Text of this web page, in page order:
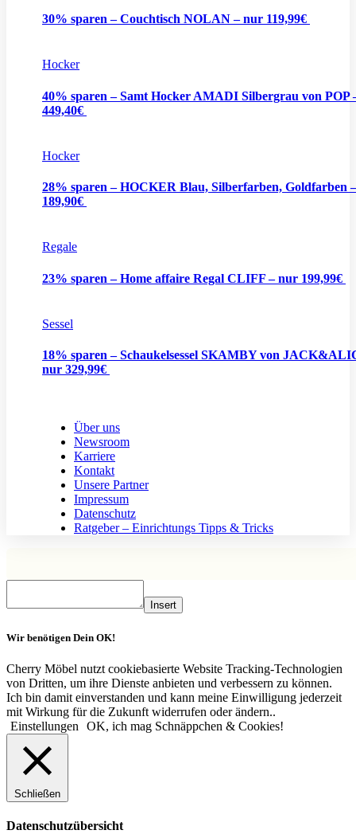
30% sparen – Couchtisch NOLAN – nur 119,99€
Hocker
40% sparen – Samt Hocker AMADI Silbergrau von POP
449,40€
Hocker
28% sparen – HOCKER Blau, Silberfarben, Goldfarben
189,90€
Regale
23% sparen – Home affaire Regal CLIFF – nur 199,99€
Sessel
18% sparen – Schaukelsessel SKAMBY von
nur 329,99€
Über uns
Newsroom
Karriere
Kontakt
Unsere Partner
Impressum
Datenschutz
Ratgeber – Einrichtungs Tipps & Tricks
Insert
Wir benötigen Dein OK!
Cherry Möbel nutzt cookiebasierte Website Tracking-Technologien
von Dritten, um ihre Dienste anbieten und verbessern zu können.
Ich bin damit einverstanden und kann meine Einwilligung jederzeit
mit Wirkung für die Zukunft widerrufen oder ändern..
Einstellungen
OK, ich mag Schnäppchen & Cookies!
Schließen
Datenschutzübersicht